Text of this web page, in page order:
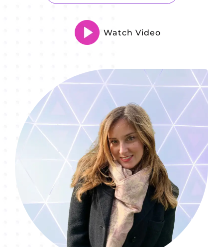
Watch Video